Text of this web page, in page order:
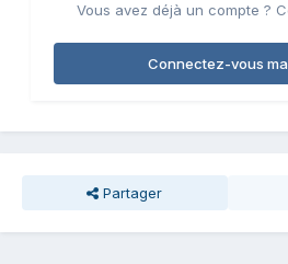
Vous avez déjà un compte ?
Connectez-vous
Partager